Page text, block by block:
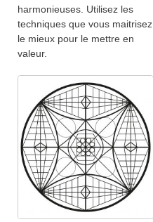
harmonieuses. Utilisez les
techniques que vous maitrisez
le mieux pour le mettre en
valeur.